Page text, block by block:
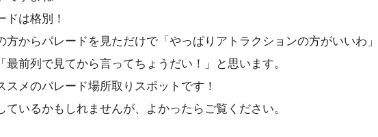
ドは格別！
方からパレードを見ただけで「やっぱりアトラクションの方がいいわ」
最前列で見てから言ってちょうだい！」と思います。
スメのパレード場所取りスポットです！
ているかもしれませんが、よかったらご覧ください。